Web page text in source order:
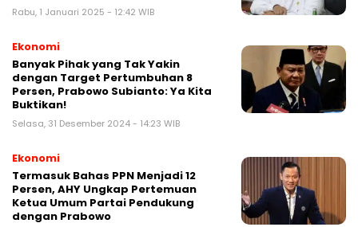
Rabu, 1 Januari 2025 - 12:42 WIB
Ekonomi
Banyak Pihak yang Tak Yakin
dengan Target Pertumbuhan 8
Persen, Prabowo Subianto: Ya Kita
Buktikan!
Selasa, 31 Desember 2024 - 14:23 WIB
Ekonomi
Termasuk Bahas PPN Menjadi 12
Persen, AHY Ungkap Pertemuan
Ketua Umum Partai Pendukung
dengan Prabowo